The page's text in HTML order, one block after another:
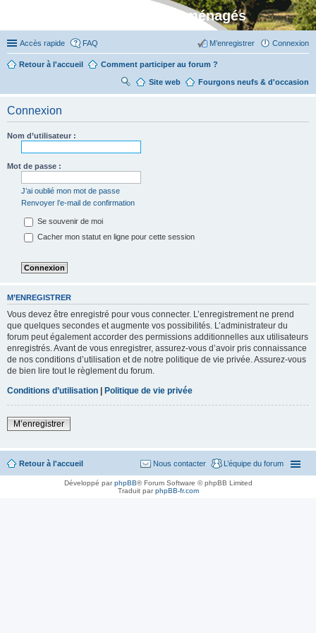
Stylevan - Vans aménagés
Accès rapide FAQ Connexion
M’enregistrer
Retour à l'accueil Comment participer au forum ?
Fourgons neufs & d'occasion
Site web
R
Connexion
Nom d’utilisateur :
Mot de passe :
J’ai oublié mon mot de passe
Renvoyer l’e-mail de confirmation
Se souvenir de moi
Cacher mon statut en ligne pour cette session
M’ENREGISTRER
Vous devez être enregistré pour vous connecter. L’enregistrement ne prend
que quelques secondes et augmente vos possibilités. L’administrateur du
forum peut également accorder des permissions additionnelles aux utilisateurs
enregistrés. Avant de vous enregistrer, assurez-vous d’avoir pris connaissance
de nos conditions d’utilisation et de notre politique de vie privée. Assurez-vous
de bien lire tout le règlement du forum.
Conditions d’utilisation | Politique de vie privée
M’enregistrer
Retour à l'accueil L’équipe du forum
Nous contacter
Développé parphpBB® Forum Software © phpBB Limited
Traduit parphpBB-fr.com